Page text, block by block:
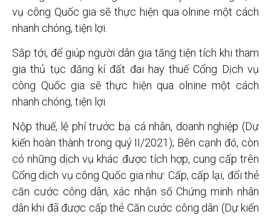
Sắp tới, để giúp người dân gia tăng tiện tích khi tham
gia thủ tục đăng kí đất đai hay thuế Cổng Dịch vụ
công Quốc gia sẽ thực hiện qua olnine một cách
nhanh chóng, tiện lợi.
Nộp thuế, lệ phí trước bạ cá nhân, doanh nghiệp (Dự
kiến hoàn thành trong quý II/2021); Bên cạnh đó, còn
có những dịch vụ khác được tích hợp, cung cấp trên
Cổng dịch vụ công Quốc gia như: Cấp, cấp lại, đổi thẻ
căn cước công dân, xác nhận số Chứng minh nhân
dân khi đã được cấp thẻ Căn cước công dân (Dự kiến